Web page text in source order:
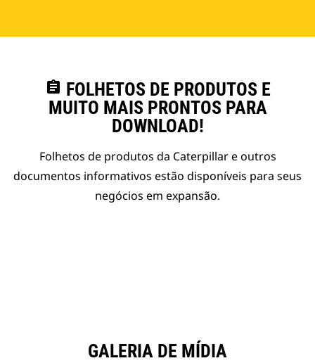
assignment FOLHETOS DE PRODUTOS E
MUITO MAIS PRONTOS PARA
DOWNLOAD!
Folhetos de produtos da Caterpillar e outros
documentos informativos estão disponíveis para seus
negócios em expansão.
GALERIA DE MÍDIA